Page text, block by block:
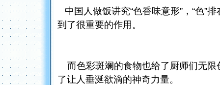
中国人做饭讲究“色香味意形”，“色”
到了很重要的作用。
而色彩斑斓的食物也给了厨师们无限
了让人垂涎欲滴的神奇力量。